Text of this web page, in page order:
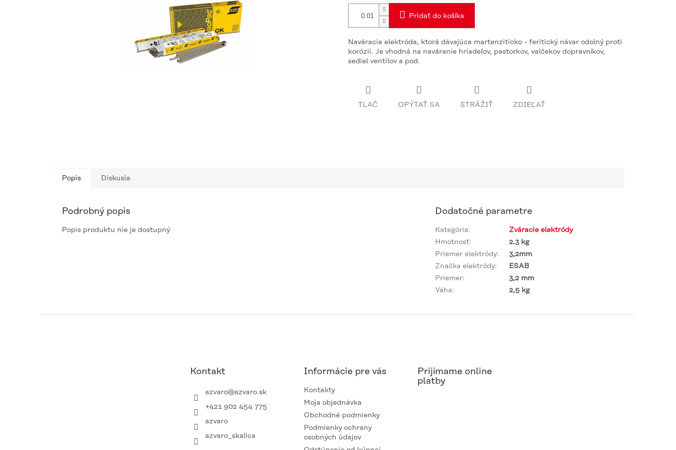
Pridať do košíka
Naváracia elektróda, ktorá dávajúca martenziticko - feritický návar odolný proti
korózii. Je vhodná na naváranie hriadeľov, pastorkov, valčekov dopravníkov,
sediel ventilov a pod.
TLAČ OPÝTAŤ SA STRÁŽIŤ ZDIEĽAŤ
Popis Diskusia
Podrobný popis
Popis produktu nie je dostupný
Dodatočné parametre
Kategória:
Zváracie elektródy
Hmotnosť:
2.3 kg
Priemer elektródy:
3,2mm
Značka elektródy:
ESAB
Priemer:
3,2 mm
Váha: 2,5 kg
Kontakt
azvaro@azvaro.sk
+421 902 454 775
azvaro
azvaro_skalica
Informácie pre vás
Kontakty
Moja objednávka
Obchodné podmienky
Podmienky ochrany
osobných údajov
Prijímame online
platby